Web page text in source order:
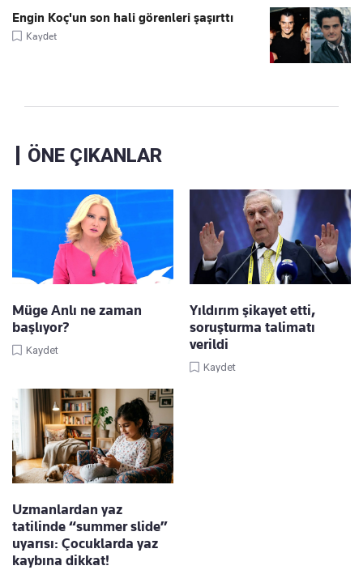
Engin Koç'un son hali görenleri şaşırttı
Kaydet
ÖNE ÇIKANLAR
Müge Anlı ne zaman
başlıyor?
Kaydet
Yıldırım şikayet etti,
soruşturma talimatı
verildi
Kaydet
Uzmanlardan yaz
tatilinde “summer slide”
uyarısı: Çocuklarda yaz
kaybına dikkat!